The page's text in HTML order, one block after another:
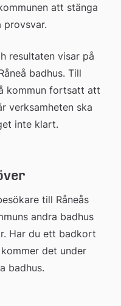
att stänga
provsvar.
resultaten visar på
badhus. Till
kommun fortsatt att
verksamheten ska
inte klart.
till Råneås
andra badhus
Har du ett badkort
det under
badhus.